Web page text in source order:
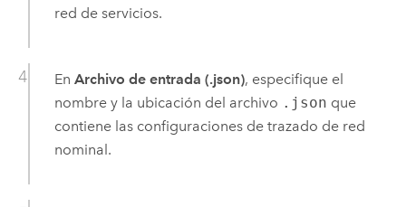
red de servicios.
En Archivo de entrada (.json), especifique el
nombre y la ubicación del archivo .json que
contiene las configuraciones de trazado de red
nominal.